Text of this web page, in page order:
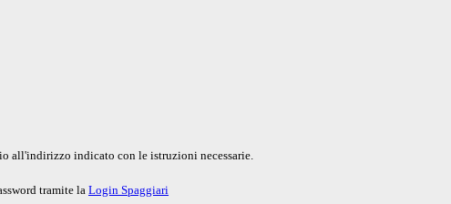
all'indirizzo indicato con le istruzioni necessarie.
tramite la Login Spaggiari